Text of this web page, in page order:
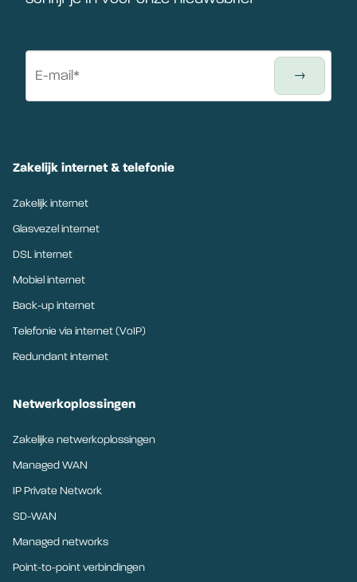
Zakelijk internet & telefonie
Zakelijk internet
Glasvezel internet
DSL internet
Mobiel internet
Back-up internet
Telefonie via internet (VoIP)
Redundant internet
Netwerkoplossingen
Zakelijke netwerkoplossingen
Managed WAN
IP Private Network
SD-WAN
Managed networks
Point-to-point verbindingen